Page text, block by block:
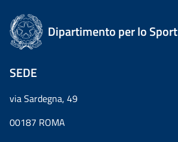
Dipartimento per lo Sport
SEDE
via Sardegna, 49
00187 ROMA